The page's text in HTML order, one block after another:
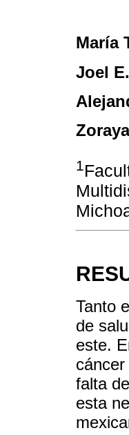
María
Joel
1
Tanto
de
este.
falta
esta